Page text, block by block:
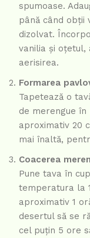
spumoase.
până când obții
dizolvat.
vanilia și oțetul,
aerisirea.
Formarea
Tapetează o
de merengue
aproximativ 20
mai înaltă,
Coacerea
Pune tava în
temperatura la
aproximativ 1
desertul să se
cel puțin 5 ore